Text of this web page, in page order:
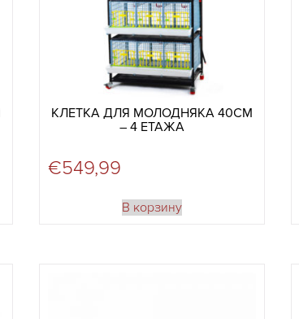
КЛЕТКА ДЛЯ МОЛОДНЯКА 40СМ
– 4 ЕТАЖА
€549,99
В корзину